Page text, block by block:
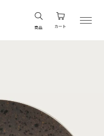
商品 カート